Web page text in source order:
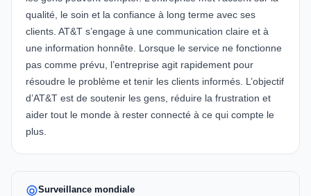
qualité, le soin et la confiance à long terme avec ses
clients. AT&T s’engage à une communication claire et à
une information honnête. Lorsque le service ne fonctionne
pas comme prévu, l’entreprise agit rapidement pour
résoudre le problème et tenir les clients informés. L’objectif
d’AT&T est de soutenir les gens, réduire la frustration et
aider tout le monde à rester connecté à ce qui compte le
plus.
Surveillance mondiale